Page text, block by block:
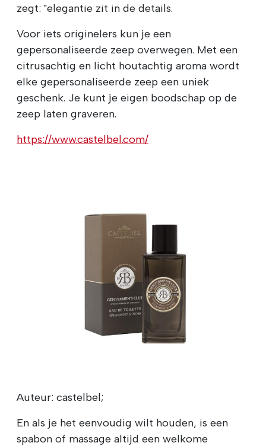
zegt: "elegantie zit in de details.
Voor iets originelers kun je een
gepersonaliseerde zeep overwegen. Met een
citrusachtig en licht houtachtig aroma wordt
elke gepersonaliseerde zeep een uniek
geschenk. Je kunt je eigen boodschap op de
zeep laten graveren.
https://www.castelbel.com/
Auteur: castelbel;
En als je het eenvoudig wilt houden, is een
spabon of massage altijd een welkome